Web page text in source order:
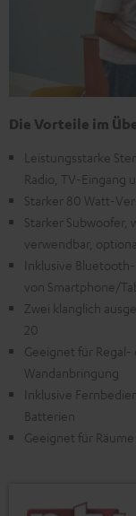
Die Vorteile im
Leistungsstarke
Radio, TV-Eingang
Starker 80 Watt-
Starker Subwoofer,
verwendbar,
Inklusive
von Smartphone/
Zwei klanglich
20
Geeignet für
Wandanbringung
Inklusive
Batterien
Geeignet für Räume